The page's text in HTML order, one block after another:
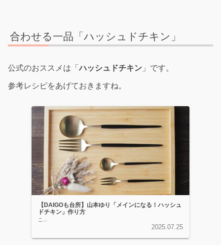
合わせる一品「ハッシュドチキン」
公式のおススメは「ハッシュドチキン 」です。
参考レシピをあげておきますね。
【DAIGOも台所】山本ゆり「メインになる！ハッシュ
ドチキン」作り方
こ...
2025.07.25